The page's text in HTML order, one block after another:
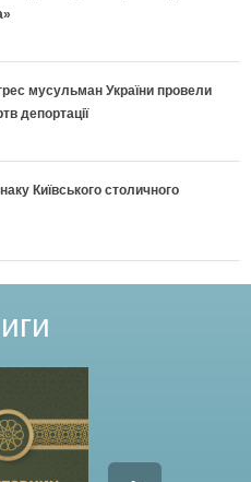
мусульман України провели
депортації
Київського столичного